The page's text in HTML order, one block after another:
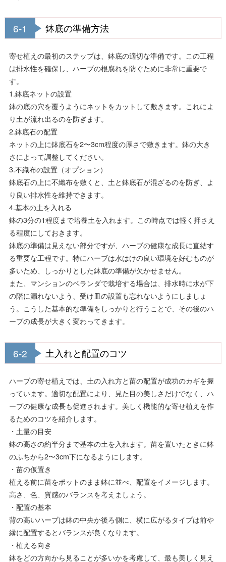
6-1 鉢底の準備方法
寄せ植えの最初のステップは、鉢底の適切な準備です。この工程
は排水性を確保し、ハーブの根腐れを防ぐために非常に重要で
す。
1.鉢底ネットの設置
鉢の底の穴を覆うようにネットをカットして敷きます。これによ
り土が流れ出るのを防ぎます。
2.鉢底石の配置
ネットの上に鉢底石を2〜3cm程度の厚さで敷きます。鉢の大き
さによって調整してください。
3.不織布の設置（オプション）
鉢底石の上に不織布を敷くと、土と鉢底石が混ざるのを防ぎ、よ
り良い排水性を維持できます。
4.基本の土を入れる
鉢の3分の1程度まで培養土を入れます。この時点では軽く押さえ
る程度にしておきます。
鉢底の準備は見えない部分ですが、ハーブの健康な成長に直結す
る重要な工程です。特にハーブは水はけの良い環境を好むものが
多いため、しっかりとした鉢底の準備が欠かせません。
また、マンションのベランダで栽培する場合は、排水時に水が下
の階に漏れないよう、受け皿の設置も忘れないようにしましょ
う。こうした基本的な準備をしっかりと行うことで、その後のハ
ーブの成長が大きく変わってきます。
6-2 土入れと配置のコツ
ハーブの寄せ植えでは、土の入れ方と苗の配置が成功のカギを握
っています。適切な配置により、見た目の美しさだけでなく、ハ
ーブの健康な成長も促進されます。美しく機能的な寄せ植えを作
るためのコツを紹介します。
・土量の目安
鉢の高さの約半分まで基本の土を入れます。苗を置いたときに鉢
のふちから2〜3cm下になるようにします。
・苗の仮置き
植える前に苗をポットのまま鉢に並べ、配置をイメージします。
高さ、色、質感のバランスを考えましょう。
・配置の基本
背の高いハーブは鉢の中央か後ろ側に、横に広がるタイプは前や
縁に配置するとバランスが良くなります。
・植える向き
鉢をどの方向から見ることが多いかを考慮して、最も美しく見え